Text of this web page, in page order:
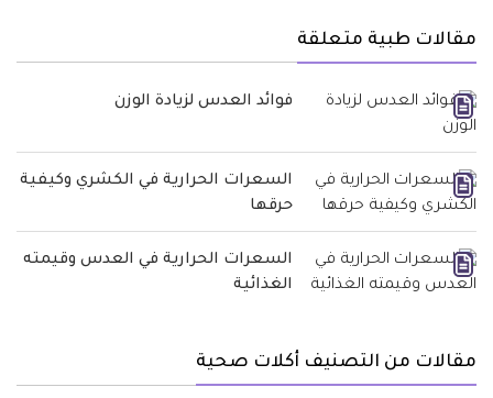
مقالات طبية متعلقة
فوائد العدس لزيادة الوزن
السعرات الحرارية في الكشري وكيفية
حرقها
السعرات الحرارية في العدس وقيمته
الغذائية
مقالات من التصنيف أكلات صحية